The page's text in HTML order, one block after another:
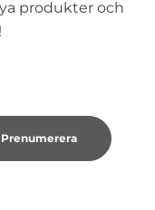
produkter och